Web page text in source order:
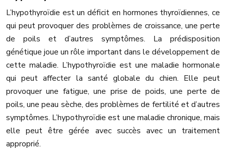
L’hypothyroïdie est un déficit en hormones thyroïdiennes, ce
qui peut provoquer des problèmes de croissance, une perte
de poils et d’autres symptômes. La prédisposition
génétique joue un rôle important dans le développement de
cette maladie. L’hypothyroïdie est une maladie hormonale
qui peut affecter la santé globale du chien. Elle peut
provoquer une fatigue, une prise de poids, une perte de
poils, une peau sèche, des problèmes de fertilité et d’autres
symptômes. L’hypothyroïdie est une maladie chronique, mais
elle peut être gérée avec succès avec un traitement
approprié.